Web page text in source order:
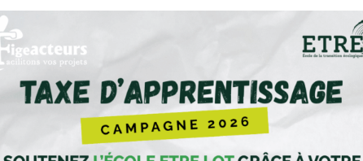
Famille VILLAZON​
consiste à développer une machine semi-automatisée capable de
des caissons porteurs permettant ensuite la construction de maison
en bois avec une performance thermique passive​